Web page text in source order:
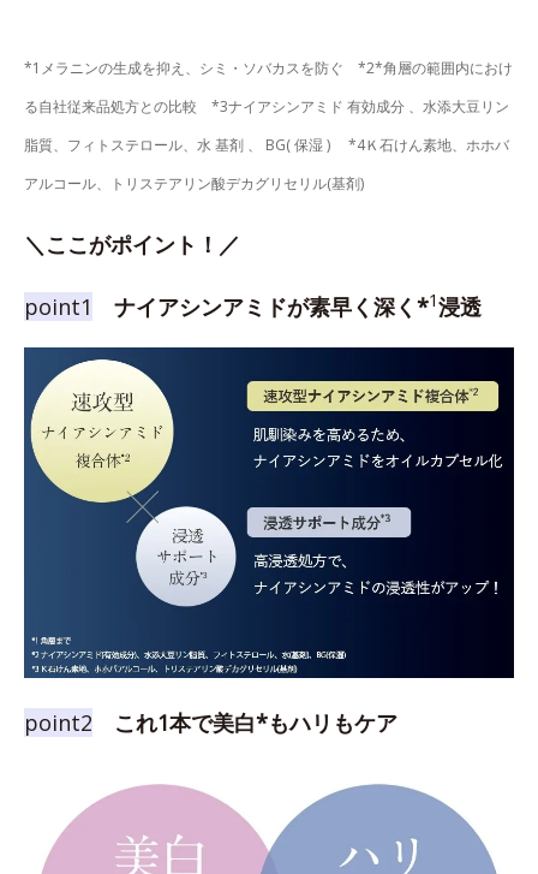
*1メラニンの生成を抑え、シミ・ソバカスを防ぐ *2*角層の範囲内におけ
る自社従来品処方との比較 *3ナイアシンアミド 有効成分 、水添大豆リン
脂質、フィトステロール、水 基剤 、 BG( 保湿 ) *4Ｋ石けん素地、ホホバ
アルコール、トリステアリン酸デカグリセリル(基剤)
＼ここがポイント！／
point1 ナイアシンアミドが素早く深く*1浸透
point2 これ1本で美白*もハリもケア